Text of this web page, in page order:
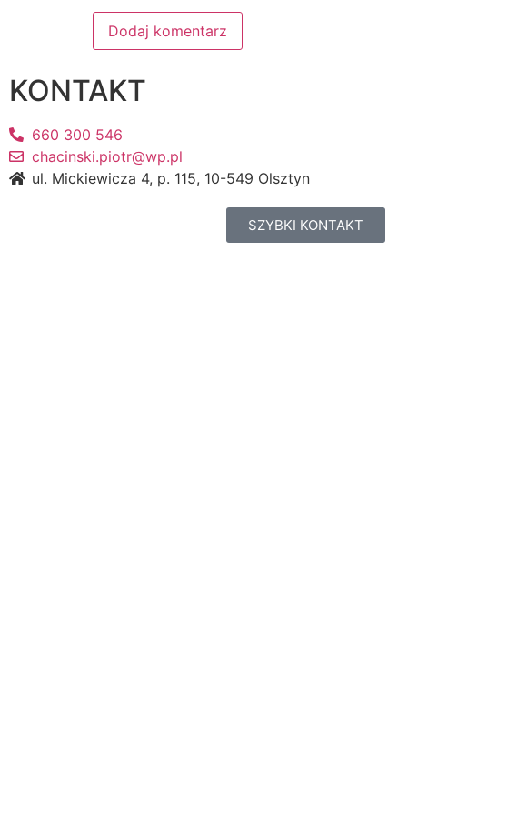
KONTAKT
660 300 546
chacinski.piotr@wp.pl
ul. Mickiewicza 4, p. 115, 10-549 Olsztyn
SZYBKI KONTAKT